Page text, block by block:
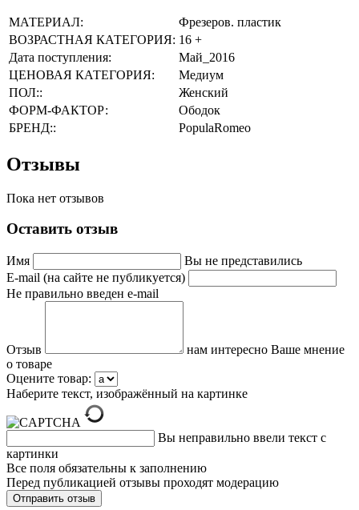
МАТЕРИАЛ:
Фрезеров. пластик
ВОЗРАСТНАЯ КАТЕГОРИЯ: 16 +
Дата поступления:
Май_2016
ЦЕНОВАЯ КАТЕГОРИЯ:
Медиум
ПОЛ::
Женский
ФОРМ-ФАКТОР:
Ободок
БРЕНД::
PopulaRomeo
Отзывы
Пока нет отзывов
Оставить отзыв
Имя
Вы не представились
E-mail (на сайте не публикуется)
Не правильно введен e-mail
Отзыв
нам интересно Ваше мнение
о товаре
Оцените товар:
Наберите текст, изображённый на картинке
Вы неправильно ввели текст с
картинки
Все поля обязательны к заполнению
Перед публикацией отзывы проходят модерацию